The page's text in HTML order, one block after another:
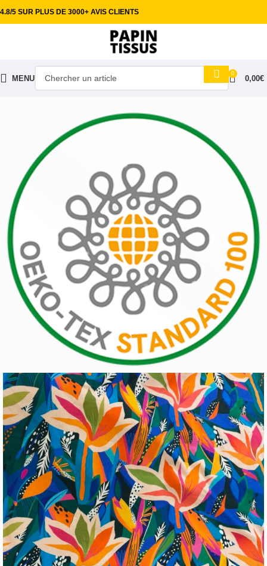
4.8/5 SUR PLUS DE 3000+ AVIS CLIENTS
MENU
0
0,00€